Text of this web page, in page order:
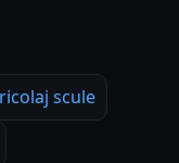
scule